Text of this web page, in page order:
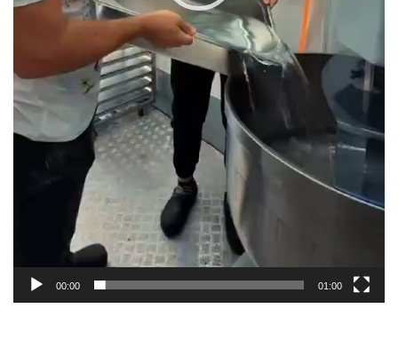
00:00 01:00